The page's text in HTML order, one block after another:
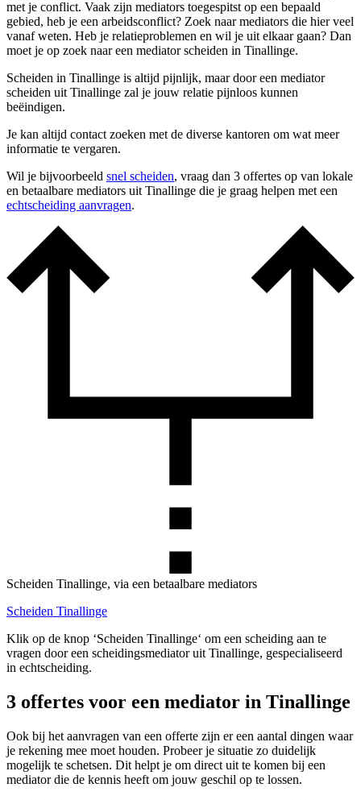
met je conflict. Vaak zijn mediators toegespitst op een bepaald
gebied, heb je een arbeidsconflict? Zoek naar mediators die hier veel
vanaf weten. Heb je relatieproblemen en wil je uit elkaar gaan? Dan
moet je op zoek naar een mediator scheiden in Tinallinge.
Scheiden in Tinallinge is altijd pijnlijk, maar door een mediator
scheiden uit Tinallinge zal je jouw relatie pijnloos kunnen
beëindigen.
Je kan altijd contact zoeken met de diverse kantoren om wat meer
informatie te vergaren.
Wil je bijvoorbeeld snel scheiden, vraag dan 3 offertes op van lokale
en betaalbare mediators uit Tinallinge die je graag helpen met een
echtscheiding aanvragen.
Scheiden Tinallinge, via een betaalbare mediators
Scheiden Tinallinge
Klik op de knop ‘Scheiden Tinallinge‘ om een scheiding aan te
vragen door een scheidingsmediator uit Tinallinge, gespecialiseerd
in echtscheiding.
3 offertes voor een mediator in Tinallinge
Ook bij het aanvragen van een offerte zijn er een aantal dingen waar
je rekening mee moet houden. Probeer je situatie zo duidelijk
mogelijk te schetsen. Dit helpt je om direct uit te komen bij een
mediator die de kennis heeft om jouw geschil op te lossen.